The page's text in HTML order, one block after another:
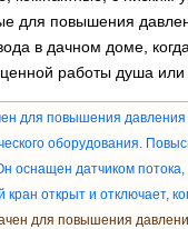
для повышения
в дачном доме,
работы душа
для повышения